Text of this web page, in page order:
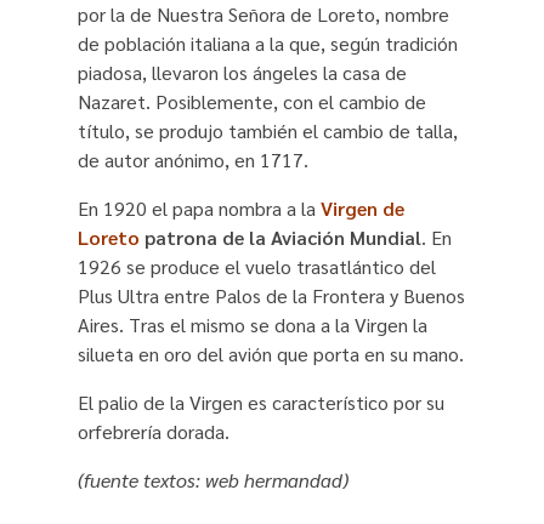
por la de Nuestra Señora de Loreto, nombre
de población italiana a la que, según tradición
piadosa, llevaron los ángeles la casa de
Nazaret. Posiblemente, con el cambio de
título, se produjo también el cambio de talla,
de autor anónimo, en 1717.
En 1920 el papa nombra a laVirgen de
Loreto patrona de la Aviación Mundial. En
1926 se produce el vuelo trasatlántico del
Plus Ultra entre Palos de la Frontera y Buenos
Aires. Tras el mismo se dona a la Virgen la
silueta en oro del avión que porta en su mano.
El palio de la Virgen es característico por su
orfebrería dorada.
(fuente textos: web hermandad)